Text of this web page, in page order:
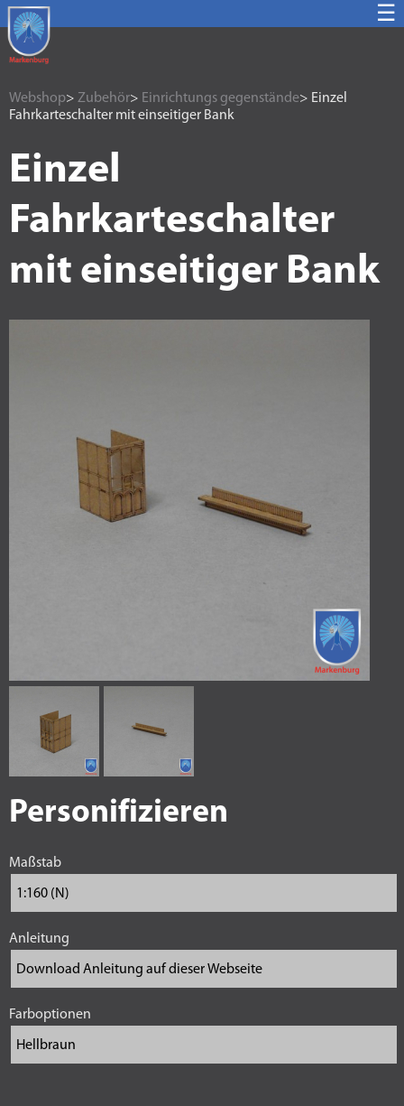
☰
Webshop> Zubehör> Einrichtungs gegenstände> Einzel
Fahrkarteschalter mit einseitiger Bank
Einzel
Fahrkarteschalter
mit einseitiger Bank
Personifizieren
Maßstab
Anleitung
Farboptionen